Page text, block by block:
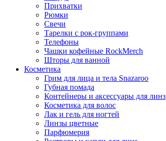
Прихватки
Рюмки
Свечи
Тарелки с рок-группами
Телефоны
Чашки кофейные RockMerch
Шторы для ванной
Косметика
Грим для лица и тела Snazaroo
Губная помада
Контейнеры и аксессуары для линз
Косметика для волос
Лак и гель для ногтей
Линзы цветные
Парфюмерия